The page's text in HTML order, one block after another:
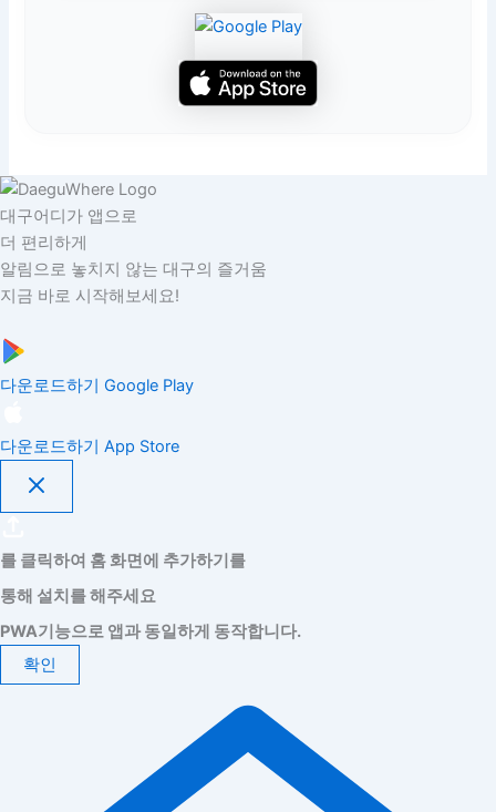
대구어디가 앱으로
더 편리하게
알림으로 놓치지 않는 대구의 즐거움
지금 바로 시작해보세요!
다운로드하기 Google Play
다운로드하기 App Store
를 클릭하여 홈 화면에 추가하기를
통해 설치를 해주세요
PWA기능으로 앱과 동일하게 동작합니다.
확인